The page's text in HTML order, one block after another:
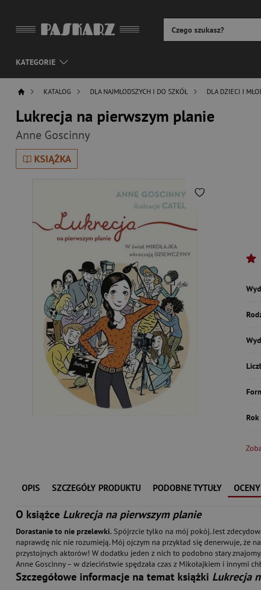
KATEGORIE
KATALOG DLA NAJMŁODSZYCH I DO SZKÓŁ DLA DZIECI I
Lukrecja na pierwszym planie
Anne Goscinny
KSIĄŻKA
OPIS SZCZEGÓŁY PRODUKTU PODOBNE TYTUŁY
O książce Lukrecja na pierwszym planie
Dorastanie to nie przelewki. Spójrzcie tylko na mój pokój. Jest
naprawdę nic nie rozumieją. Mój ojczym na przykład się denerwuje, że
przystojnych aktorów! W dodatku jeden z nich to podobno stary
Anne Goscinny – w dzieciństwie spędzała czas z Mikołajkiem i innymi
Szczegółowe informacje na temat książki Lukrecja